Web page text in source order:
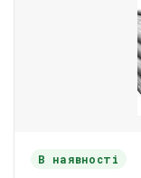
В наявності